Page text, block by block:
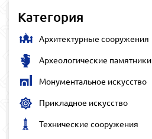
Категория
Архитектурные сооружения
Археологические памятники
Монументальное искусство
Прикладное искусство
Технические сооружения